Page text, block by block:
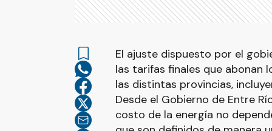
El ajuste dispuesto por el
las tarifas finales que abonan
las distintas provincias,
Desde el Gobierno de Entre
costo de la energía no